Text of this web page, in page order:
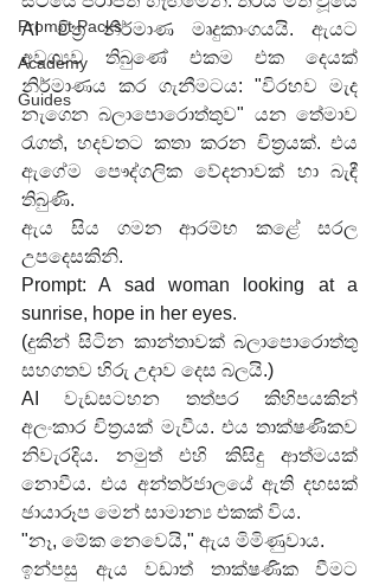
Prompt Packs
Academy
Guides
AI චිත්‍ර නිර්මාණ මෘදුකාංගයයි. ඇයට
අවශ්‍යව තිබුණේ එකම එක දෙයක්
නිර්මාණය කර ගැනීමටය: "විරහව මැද
නැගෙන බලාපොරොත්තුව" යන තේමාව
රැගත්, හදවතට කතා කරන චිත්‍රයක්. එය
ඇගේම පෞද්ගලික වේදනාවක් හා බැඳී
තිබුණි.
ඇය සිය ගමන ආරම්භ කළේ සරල
උපදෙසකිනි.
Prompt: A sad woman looking at a
sunrise, hope in her eyes.
(දුකින් සිටින කාන්තාවක් බලාපොරොත්තු
සහගතව හිරු උදාව දෙස බලයි.)
AI වැඩසටහන තත්පර කිහිපයකින්
අලංකාර චිත්‍රයක් මැවීය. එය තාක්ෂණිකව
නිවැරදිය. නමුත් එහි කිසිදු ආත්මයක්
නොවීය. එය අන්තර්ජාලයේ ඇති දහසක්
ඡායාරූප මෙන් සාමාන්‍ය එකක් විය.
"නෑ, මේක නෙවෙයි," ඇය මිමිණුවාය.
ඉන්පසු ඇය වඩාත් තාක්ෂණික වීමට